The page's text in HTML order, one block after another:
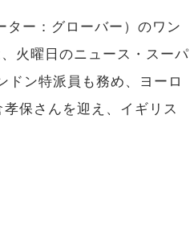
ー：グローバー）のワン
火曜日のニュース・スーパ
ドン特派員も務め、ヨーロ
保さんを迎え、イギリス